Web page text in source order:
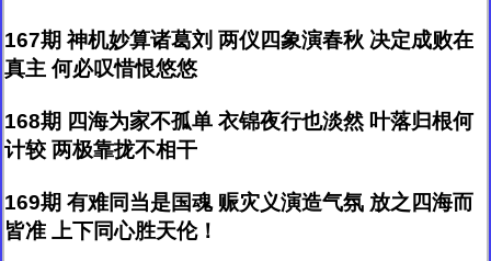
167期 神机妙算诸葛刘 两仪四象演春秋 决定成败在
真主 何必叹惜恨悠悠
168期 四海为家不孤单 衣锦夜行也淡然 叶落归根何
计较 两极靠拢不相干
169期 有难同当是国魂 赈灾义演造气氛 放之四海而
皆准 上下同心胜天伦！